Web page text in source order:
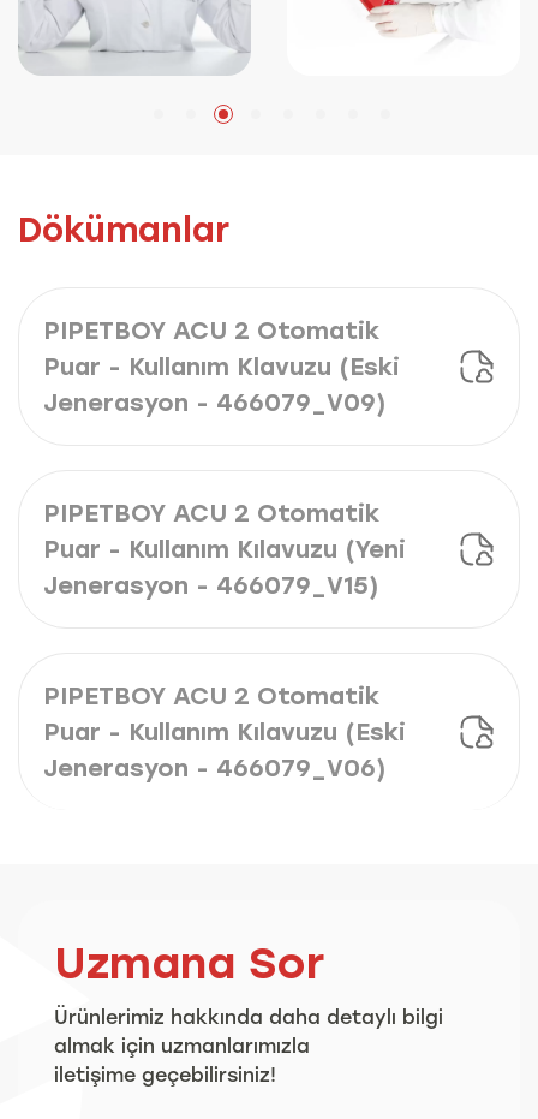
Dökümanlar
PIPETBOY ACU 2 Otomatik
Puar - Kullanım Klavuzu (Eski
Jenerasyon - 466079_V09)
PIPETBOY ACU 2 Otomatik
Puar - Kullanım Kılavuzu (Yeni
Jenerasyon - 466079_V15)
PIPETBOY ACU 2 Otomatik
Puar - Kullanım Kılavuzu (Eski
Jenerasyon - 466079_V06)
Uzmana Sor
Ürünlerimiz hakkında daha detaylı bilgi
almak için uzmanlarımızla
iletişime geçebilirsiniz!